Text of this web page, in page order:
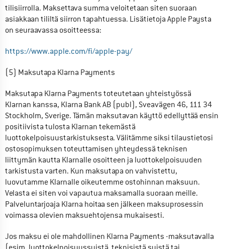
tilisiirrolla. Maksettava summa veloitetaan siten suoraan
asiakkaan tililtä siirron tapahtuessa. Lisätietoja Apple Paysta
on seuraavassa osoitteessa:
https://www.apple.com/fi/apple-pay/
(5) Maksutapa Klarna Payments
Maksutapa Klarna Payments toteutetaan yhteistyössä
Klarnan kanssa, Klarna Bank AB (publ), Sveavägen 46, 111 34
Stockholm, Sverige. Tämän maksutavan käyttö edellyttää ensin
positiivista tulosta Klarnan tekemästä
luottokelpoisuustarkistuksesta. Välitämme siksi tilaustietosi
ostosopimuksen toteuttamisen yhteydessä teknisen
liittymän kautta Klarnalle osoitteen ja luottokelpoisuuden
tarkistusta varten. Kun maksutapa on vahvistettu,
luovutamme Klarnalle oikeutemme ostohinnan maksuun.
Velasta ei siten voi vapautua maksamalla suoraan meille.
Palveluntarjoaja Klarna hoitaa sen jälkeen maksuprosessin
voimassa olevien maksuehtojensa mukaisesti.
Jos maksu ei ole mahdollinen Klarna Payments -maksutavalla